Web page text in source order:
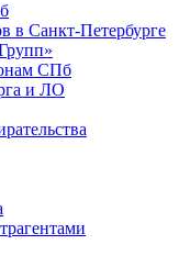
в Санкт-Петербурге
СПб
и ЛО